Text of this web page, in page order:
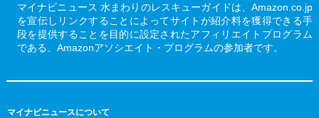
マイナビニュース 水まわりのレスキューガイドは、Amazon.co.jp
を宣伝しリンクすることによってサイトが紹介料を獲得できる手
段を提供することを目的に設定されたアフィリエイトプログラム
である、Amazonアソシエイト・プログラムの参加者です。
マイナビニュースについて